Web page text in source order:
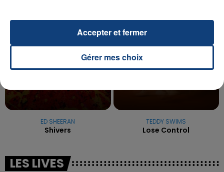
6h56
6h56
ED SHEERAN
Shivers
6h54
6h54
TEDDY SWIMS
Lose Control
LES LIVES
Gérer mes choix
Accepter et fermer